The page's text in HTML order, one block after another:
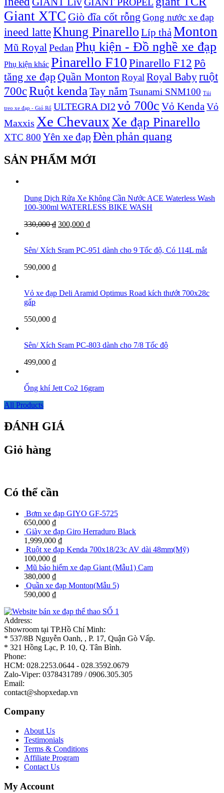
Giant XTC Giò đĩa cốt rỗng Gọng nước xe đạp
ineed latteKhung Pinarello Líp thảMonton
Mũ Royal Pedan Phụ kiện - Đồ nghề xe đạp
Phụ kiện khác Pinarello F10Pinarello F12 Pô
tăng xe đạp Quần MontonRoyalRoyal Babyruột
700cRuột kendaTay nắmTsunami SNM100 Túi
treo xe đạp - Giỏ Rổ ULTEGRA DI2 vỏ 700c Vỏ KendaVỏ
Maxxis Xe ChevauxXe đạp Pinarello
XTC 800 Yên xe đạp Đèn phản quang
SẢN PHẨM MỚI
Dung Dịch Rửa Xe Không Cần Nước ACE Waterless Wash
100-300ml WATERLESS BIKE WASH
330,000₫ 300,000 ₫
Sên/ Xích Sram PC-951 dành cho 9 Tốc độ, Có 114L mắt
590,000 ₫
Vỏ xe đạp Deli Aramid Optimus Road kích thướt 700x28c
gấp
550,000 ₫
Sên/ Xích Sram PC-803 dành cho 7/8 Tốc độ
499,000 ₫
Ống khí Jett Co2 16gram
All Products
ĐÁNH GIÁ
Giỏ hàng
Có thể cần
Bơm xe đạp GIYO GF-5725
650,000 ₫
Giày xe đạp Giro Herraduro Black
1,999,000 ₫
Ruột xe đạp Kenda 700x18/23c AV dài 48mm(Mỹ)
100,000 ₫
Mũ bảo hiểm xe đạp Giant (Mẫu1) Cam
380,000 ₫
Quần xe đạp Monton(Mẫu 5)
590,000 ₫
Address:
Showroom tại TP.Hồ Chí Minh:
* 537/8B Nguyễn Oanh, , P. 17, Quận Gò Vấp.
* 321 Hồng Lạc, P. 10, Q. Tân Bình.
Phone:
HCM: 028.2253.0644 - 028.3592.0679
Zalo-Viper: 0378431789 / 0906.305.305
Email:
contact@shopxedap.vn
Company
About Us
Testimonials
Terms & Conditions
Affiliate Program
Contact Us
My Account